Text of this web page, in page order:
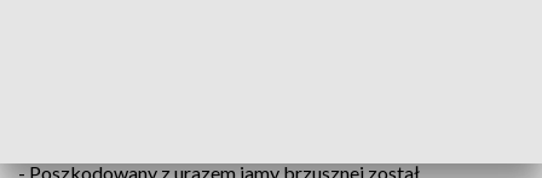
- Poszkodowany z urazem jamy brzusznej został